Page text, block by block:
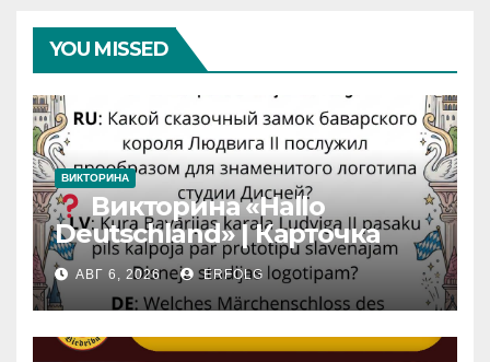
YOU MISSED
ВИКТОРИНА
Викторина «Hallo
Deutschland» | Карточка
№46
Замок вдохновения
Iedvesmas pils / Schloss der
Inspiration
АВГ 6, 2026 ERFOLG